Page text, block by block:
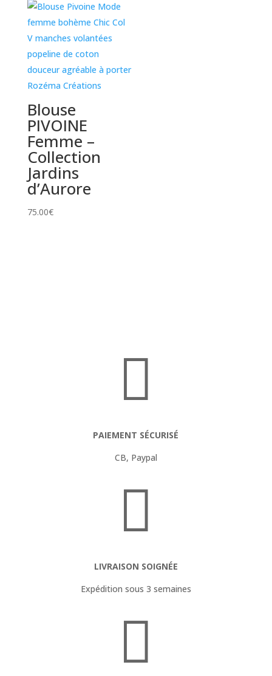
Blouse
PIVOINE
Femme –
Collection
Jardins
d’Aurore
75.00€

PAIEMENT SÉCURISÉ
CB, Paypal

LIVRAISON SOIGNÉE
Expédition sous 3 semaines
